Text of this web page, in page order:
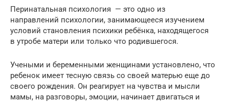
Перинатальная психология — это одно из
направлений психологии, занимающееся изучением
условий становления психики ребёнка, находящегося
в утробе матери или только что родившегося.
Учеными и беременными женщинами установлено, что
ребенок имеет тесную связь со своей матерью еще до
своего рождения. Он реагирует на чувства и мысли
мамы, на разговоры, эмоции, начинает двигаться и